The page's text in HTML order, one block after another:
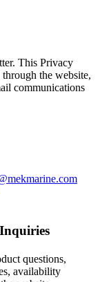
This Privacy
the website,
communications
questions,
availability